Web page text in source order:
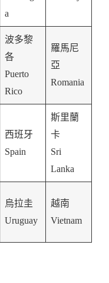
a
波多黎
各
Puerto
Rico
羅馬尼
亞
Romania
西班牙
Spain
斯里蘭
卡
Sri
Lanka
烏拉圭
Uruguay
越南
Vietnam